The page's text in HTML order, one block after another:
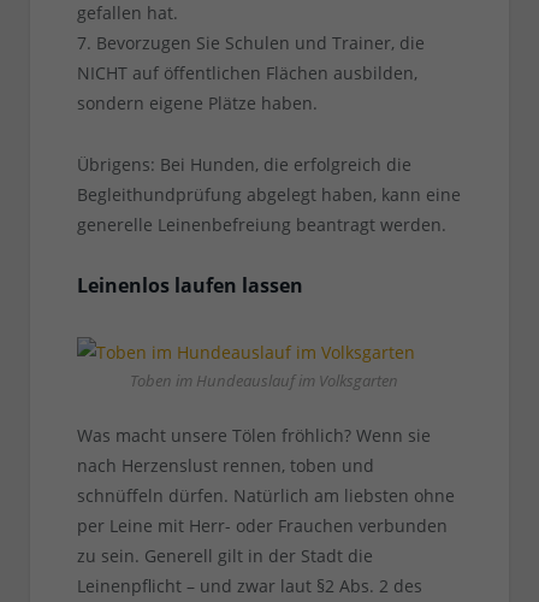
gefallen hat.
7. Bevorzugen Sie Schulen und Trainer, die
NICHT auf öffentlichen Flächen ausbilden,
sondern eigene Plätze haben.
Übrigens: Bei Hunden, die erfolgreich die
Begleithundprüfung abgelegt haben, kann eine
generelle Leinenbefreiung beantragt werden.
Leinenlos laufen lassen
Toben im Hundeauslauf im Volksgarten
Was macht unsere Tölen fröhlich? Wenn sie
nach Herzenslust rennen, toben und
schnüffeln dürfen. Natürlich am liebsten ohne
per Leine mit Herr- oder Frauchen verbunden
zu sein. Generell gilt in der Stadt die
Leinenpflicht – und zwar laut §2 Abs. 2 des